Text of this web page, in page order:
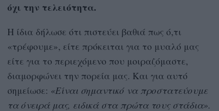
όχι την τελειότητα.
Η ίδια δήλωσε ότι πιστεύει βαθιά πως ό,τι
«τρέφουμε», είτε πρόκειται για το μυαλό μας
είτε για το περιεχόμενο που μοιραζόμαστε,
διαμορφώνει την πορεία μας. Και για αυτό
σημείωσε: «Είναι σημαντικό να προστατεύουμε
τα όνειρά μας, ειδικά στα πρώτα τους στάδια».